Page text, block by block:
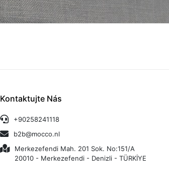
Kontaktujte Nás
+90258241118
b2b@mocco.nl
Merkezefendi Mah. 201 Sok. No:151/A
20010 - Merkezefendi - Denizli - TÜRKİYE